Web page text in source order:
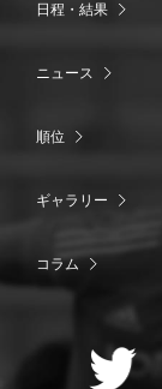
日程・結果
ニュース
順位
ギャラリー
コラム